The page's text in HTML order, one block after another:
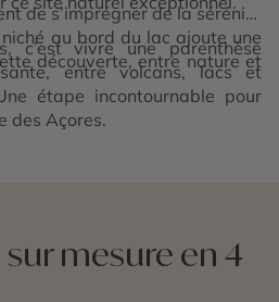
de s’imprégner de la sérénité
au bord du lac ajoute une
découverte, entre nature et
c’est vivre une parenthèse
entre volcans, lacs et
étape incontournable pour
des Açores.
sur mesure en 4